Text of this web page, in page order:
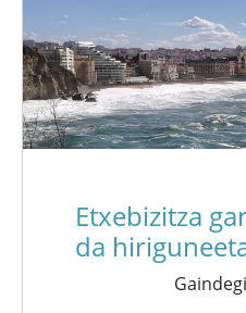
Etxebizitza
da